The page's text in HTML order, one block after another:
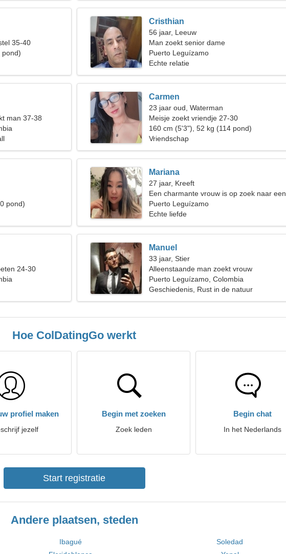
35-40
pond)
Cristhian
56 jaar, Leeuw
Man zoekt senior dame
Puerto Leguízamo
Echte relatie
man 37-38
Carmen
23 jaar oud, Waterman
Meisje zoekt vriendje 27-30
160 cm (5'3"), 52 kg (114 pond)
Vriendschap
pond)
Mariana
27 jaar, Kreeft
Een charmante vrouw is op zoek naar een
serieuze relatie
Puerto Leguízamo
Echte liefde
24-30
Manuel
33 jaar, Stier
Alleenstaande man zoekt vrouw
Puerto Leguízamo, Colombia
Geschiedenis, Rust in de natuur
Hoe ColDatingGo werkt
profiel maken
jezelf
Begin met zoeken
Zoek leden
Begin chat
In het Nederlands
Start registratie
Andere plaatsen, steden
Ibagué
Soledad